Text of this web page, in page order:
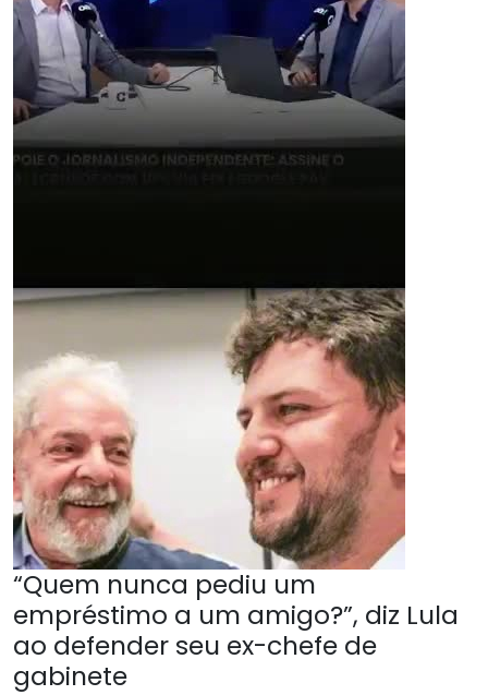
“Quem nunca pediu um
empréstimo a um amigo?”, diz Lula
ao defender seu ex-chefe de
gabinete